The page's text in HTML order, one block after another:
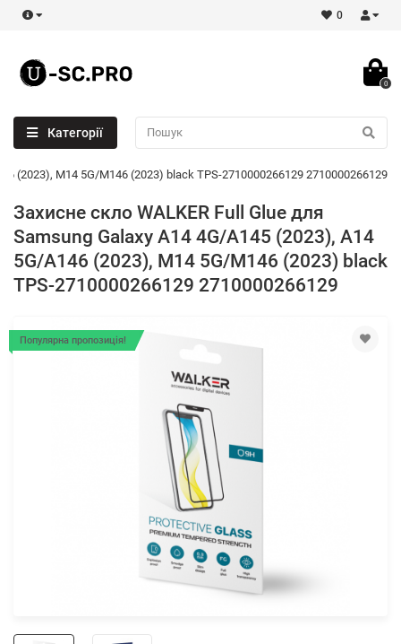
0
0
Категорії
(2023), M14 5G/M146 (2023) black TPS-2710000266129 2710000266129
Захисне скло WALKER Full Glue для
Samsung Galaxy A14 4G/A145 (2023), A14
5G/A146 (2023), M14 5G/M146 (2023) black
TPS-2710000266129 2710000266129
Популярна пропозиція!